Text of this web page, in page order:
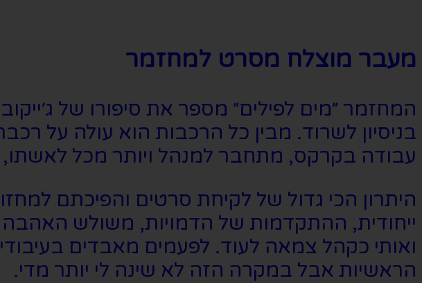
מעבר מוצלח מסרט למחזמר
המחזמר ״מים לפילים״ מספר את סיפורו של
בניסיון לשרוד. מבין כל הרכבות הוא עולה על
עבודה בקרקס, מתחבר למנהל ויותר מכל
היתרון הכי גדול של לקיחת סרטים והפיכתם
ייחודית, ההתקדמות של הדמויות, משולש
ואותי כקהל צמאה לעוד. לפעמים מאבדים
הראשיות אבל במקרה הזה לא שינה לי יותר מדי.